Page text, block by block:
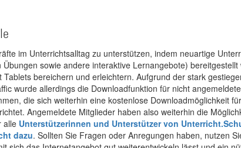
im Unterrichtsalltag zu unterstützen, indem neuartige
sowie andere interaktive Lernangebote)
bereichern und erleichtern. Aufgrund der stark
wurde allerdings die Downloadfunktion für nicht
die sich weiterhin eine kostenlose Downloadmöglichkeit
Angemeldete Mitglieder haben also weiterhin die
alle Unterstützerinnen und Unterstützer von
dazu. Sollten Sie Fragen oder Anregungen haben, nutzen